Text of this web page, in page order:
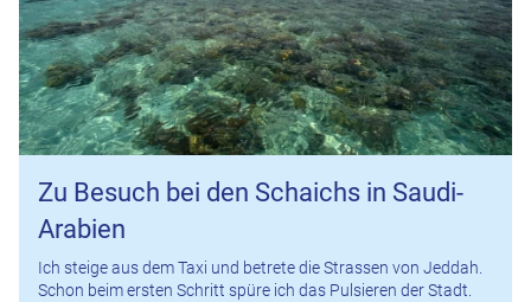
Zu Besuch bei den Schaichs in Saudi-
Arabien
Ich steige aus dem Taxi und betrete die Strassen von Jeddah.
Schon beim ersten Schritt spüre ich das Pulsieren der Stadt.